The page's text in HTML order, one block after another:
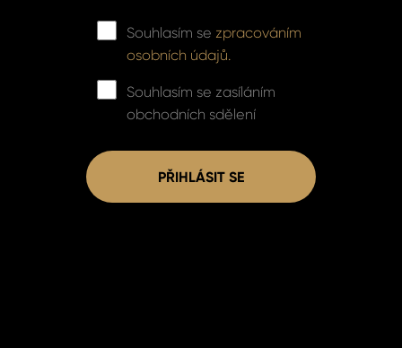
Souhlasím se zpracováním
osobních údajů.
Souhlasím se zasíláním
obchodních sdělení
PŘIHLÁSIT SE